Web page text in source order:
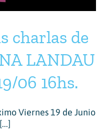
charlas de
LANDAU
06 16hs.
Viernes 19 de Junio